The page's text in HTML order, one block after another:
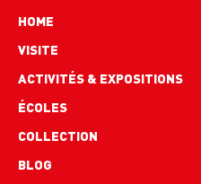
Hoofdnavigatie
HOME
VISITE
ACTIVITÉS & EXPOSITIONS
ÉCOLES
COLLECTION
BLOG